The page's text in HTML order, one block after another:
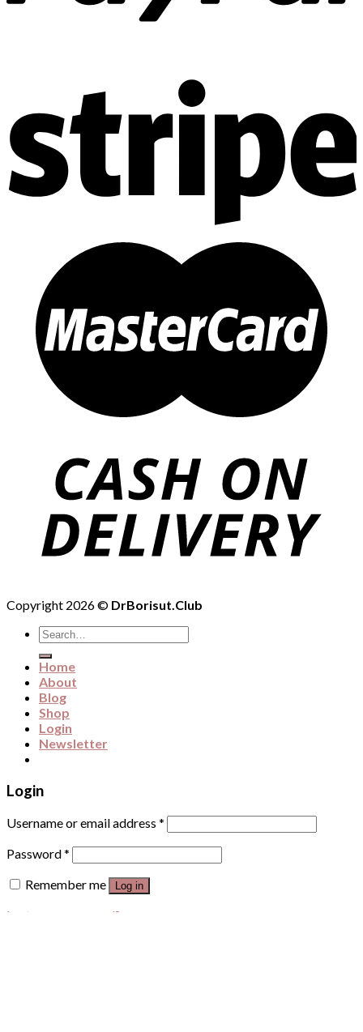
Copyright 2026 © DrBorisut.Club
Search
for:
Home
About
Blog
Shop
Login
Newsletter
Login
Username or email address *
Password*
Remember me
Log in
Lost your password?